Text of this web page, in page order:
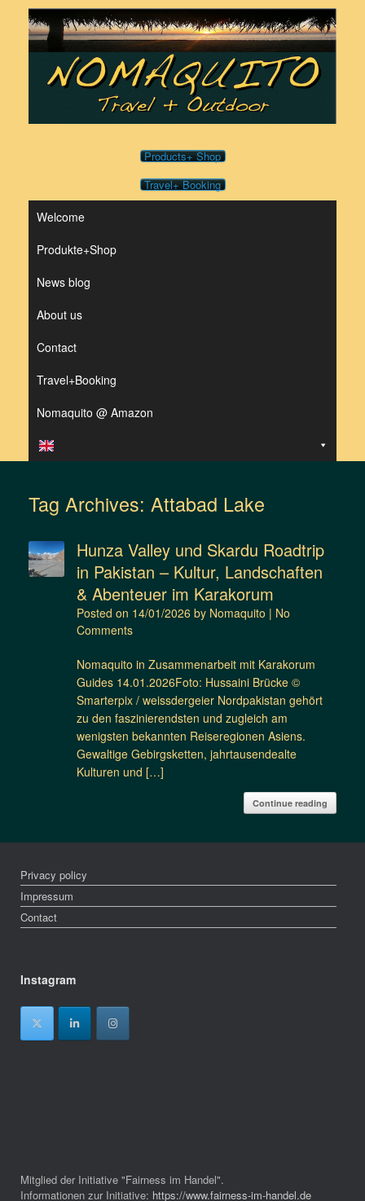
content
Products+ Shop
Travel+ Booking
Welcome
Produkte+Shop
News blog
About us
Contact
Travel+Booking
Nomaquito @ Amazon
Tag Archives: Attabad Lake
Hunza Valley und Skardu Roadtrip
in Pakistan – Kultur, Landschaften
& Abenteuer im Karakorum
Posted on 14/01/2026 by Nomaquito | No
Comments
Nomaquito in Zusammenarbeit mit Karakorum
Guides 14.01.2026Foto: Hussaini Brücke ©
Smarterpix / weissdergeier Nordpakistan gehört
zu den faszinierendsten und zugleich am
wenigsten bekannten Reiseregionen Asiens.
Gewaltige Gebirgsketten, jahrtausendealte
Kulturen und […]
Continue reading
Privacy policy
Impressum
Contact
Instagram
Mitglied der Initiative "Fairness im Handel".
Informationen zur Initiative: https://www.fairness-im-handel.de